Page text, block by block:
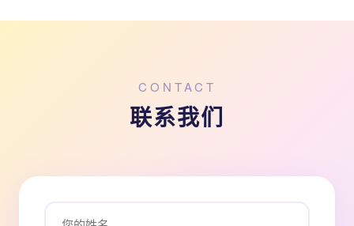
CONTACT
联系我们